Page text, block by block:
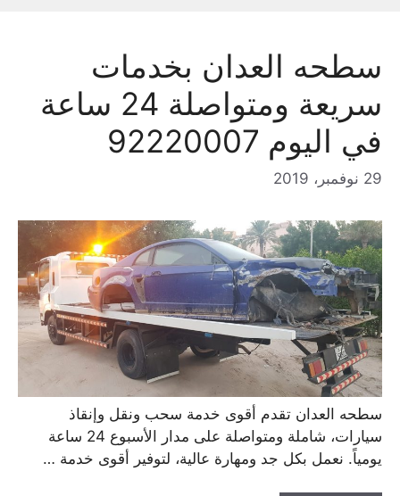
سطحه العدان بخدمات
سريعة ومتواصلة 24 ساعة
في اليوم 92220007
سطحه العدان تقدم أقوى خدمة سحب ونقل وإنقاذ
سيارات، شاملة ومتواصلة على مدار الأسبوع 24 ساعة
يومياً. نعمل بكل جد ومهارة عالية، لتوفير أقوى خدمة …